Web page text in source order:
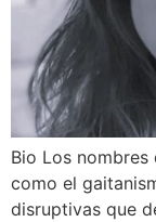
Bio Los
como el
disruptivas que